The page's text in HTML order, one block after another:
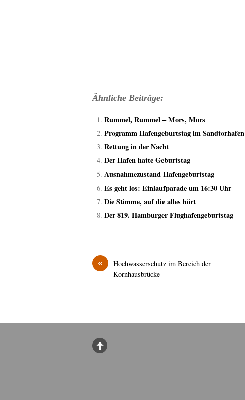
Ähnliche Beiträge:
Rummel, Rummel – Mors, Mors
Programm Hafengeburtstag im Sandtorhafen
Rettung in der Nacht
Der Hafen hatte Geburtstag
Ausnahmezustand Hafengeburtstag
Es geht los: Einlaufparade um 16:30 Uhr
Die Stimme, auf die alles hört
Der 819. Hamburger Flughafengeburtstag
«
Hochwasserschutz im Bereich der
Kornhausbrücke